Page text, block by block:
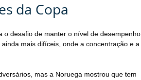
da Copa
o desafio de manter o nível de desempenho
mais difíceis, onde a concentração e a
mas a Noruega mostrou que tem